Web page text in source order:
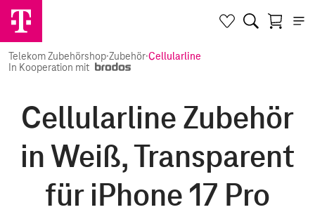
Telekom Zubehörshop·Zubehör·Cellularline
In Kooperation mit
Cellularline Zubehör
in Weiß, Transparent
für iPhone 17 Pro